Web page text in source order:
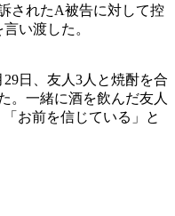
されたA被告に対して控
い渡した。
日、友人3人と焼酎を合
。一緒に酒を飲んだ友人
お前を信じている」と